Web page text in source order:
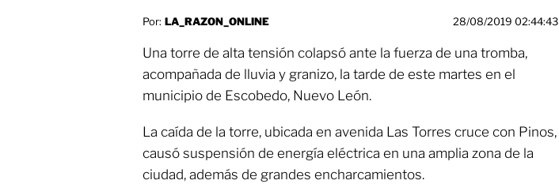
Por: LA_RAZON_ONLINE 28/08/2019 02:44:43
Una torre de alta tensión colapsó ante la fuerza de una tromba,
acompañada de lluvia y granizo, la tarde de este martes en el
municipio de Escobedo, Nuevo León.
La caída de la torre, ubicada en avenida Las Torres cruce con Pinos,
causó suspensión de energía eléctrica en una amplia zona de la
ciudad, además de grandes encharcamientos.